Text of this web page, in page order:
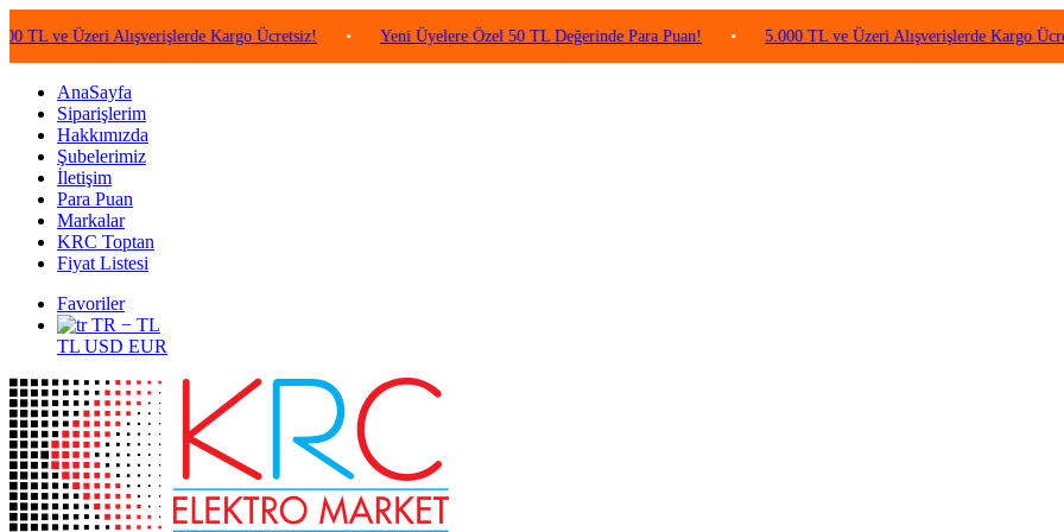
Üzeri Alışverişlerde Kargo Ücretsiz! • Yeni Üyelere Özel 50 TL Değerinde Para Puan! • 5.000 TL ve Üzeri Alışverişlerde Kargo Ücretsiz!
AnaSayfa
Siparişlerim
Hakkımızda
Şubelerimiz
İletişim
Para Puan
Markalar
KRC Toptan
Fiyat Listesi
Favoriler
TR − TL
TL USD EUR